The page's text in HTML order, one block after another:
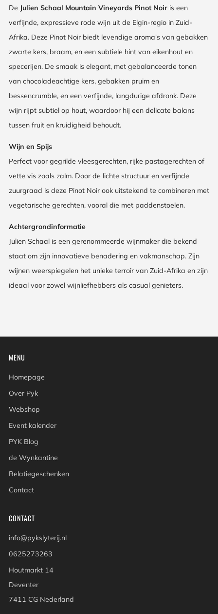
De Julien Schaal Mountain Vineyards Pinot Noir is een
verfijnde, expressieve rode wijn uit de Elgin-regio in Zuid-
Afrika. Deze Pinot Noir biedt levendige aroma's van gebakken
zwarte kers, braam, en een subtiele hint van eikenhout en
specerijen. De smaak is elegant, met gebalanceerde tonen
van chocoladeachtige kers, gebakken pruim en
bessencrumble, en een verfijnde, langdurige afdronk. Deze
wijn rijpt subtiel op hout, waardoor hij een delicate balans
tussen fruit en kruidigheid behoudt.
Wijn en Spijs
Perfect voor gegrilde vleesgerechten, rijke pastagerechten of
vette vis zoals zalm. Door de lichte structuur en verfijnde
zuurgraad is deze Pinot Noir ook uitstekend te combineren met
vegetarische gerechten, vooral die met paddenstoelen.
Achtergrondinformatie
Julien Schaal is een gerenommeerde wijnmaker die bekend
staat om zijn innovatieve benadering en vakmanschap. Zijn
wijnen weerspiegelen het unieke terroir van Zuid-Afrika en zijn
ideaal voor zowel wijnliefhebbers als casual genieters.
MENU
Homepage
Over Pyk
Webshop
Event kalender
PYK Blog
de Wynkantine
Relatiegeschenken
Contact
CONTACT
info@pykslyterij.nl
0625273263
Houtmarkt 14
Deventer
7411 CG Nederland